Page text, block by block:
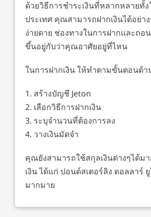
ด้วยวิธีการชำระเงินที่หลากหลายทั้
ประเทศ คุณสามารถฝากเงินได้อย่าง
ง่ายดาย ช่องทางในการฝากและถอ
ขึ้นอยู่กับว่าคุณอาศัยอยู่ที่ไหน
ในการฝากเงิน ให้ทำตามขั้นตอนด้า
สร้างบัญชี Jeton
เลือกวิธีการฝากเงิน
ระบุจำนวนที่ต้องการลง
วางเงินมัดจำ
คุณยังสามารถใช้สกุลเงินต่างๆได้ม
เงิน ได้แก่ ปอนด์สเตอร์ลิง ดอลลาร์
มากมาย